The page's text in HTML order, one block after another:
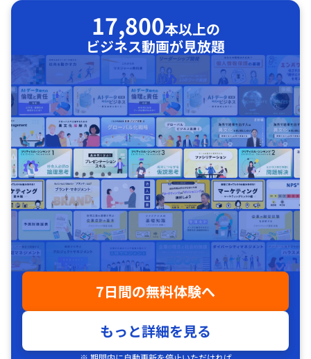
17,800本以上の
ビジネス動画が見放題
7日間の無料体験へ
もっと詳細を見る